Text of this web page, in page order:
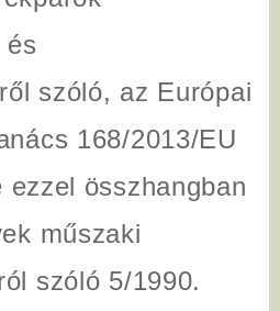
és
szóló, az Európai
168/2013/EU
összhangban
műszaki
szóló 5/1990.